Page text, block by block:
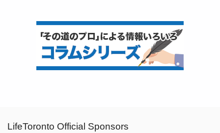
LifeToronto Official Sponsors